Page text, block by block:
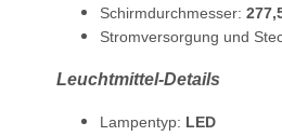
Schirmdurchmesser:
Stromversorgung und
Leuchtmittel-Details
Lampentyp: LED